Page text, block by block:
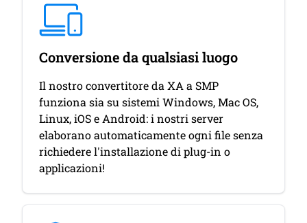
Conversione da qualsiasi luogo
Il nostro convertitore da XA a SMP
funziona sia su sistemi Windows, Mac OS,
Linux, iOS e Android: i nostri server
elaborano automaticamente ogni file senza
richiedere l'installazione di plug-in o
applicazioni!